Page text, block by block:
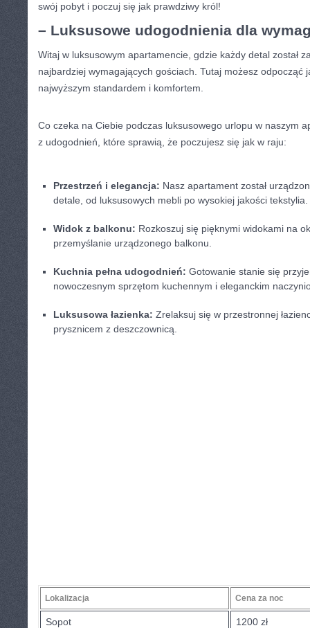
swój pobyt i poczuj się jak prawdziwy ⁢król!
– Luksusowe udogodnienia dla
Witaj w luksusowym apartamencie, gdzie każdy detal został‍
najbardziej ⁤wymagających gościach. Tutaj możesz odpocząć
najwyższym‌ standardem i komfortem.
Co ⁣czeka‍ na Ciebie podczas luksusowego urlopu w naszym
z ⁤udogodnień, które‌ sprawią, że poczujesz się jak w raju:
Przestrzeń i elegancja: Nasz⁣ apartament został
detale, od luksusowych ‍mebli po wysokiej jakości tekstylia.
Widok z ‌balkonu: Rozkoszuj się ‌pięknymi ​widokami‍ na
przemyślanie‌ urządzonego balkonu.
Kuchnia pełna udogodnień: ⁣Gotowanie stanie się
nowoczesnym⁣ sprzętom ‌kuchennym i eleganckim
Luksusowa łazienka: Zrelaksuj się⁢ w ⁣przestronnej
prysznicem ‍z deszczownicą.
Lokalizacja Cena ‍za⁤ noc
Sopot 1200 zł